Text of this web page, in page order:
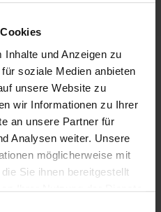
und Anzeigen zu
soziale Medien anbieten
unsere Website zu
wir Informationen zu Ihrer
an unsere Partner für
Analysen weiter. Unsere
möglicherweise mit
Sie ihnen bereitgestellt
Ihrer Nutzung der Dienste
Ausgaben des
im Rahmen der
wurde 2021 bereits
Lohr a.Main wird den
der Bayerischen
Förderprogramm